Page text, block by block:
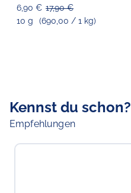
12.12.2024]
6,90 € 17,90 €
10 g
(690,00 / 1 kg)
Kennst du schon?
Empfehlungen